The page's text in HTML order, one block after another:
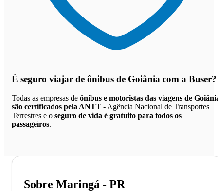
É seguro viajar de ônibus de Goiânia com a Buser?
Todas as empresas de ônibus e motoristas das viagens de
são certificados pela ANTT - Agência Nacional de Transportes
Terrestres e o seguro de vida é gratuito para todos os
passageiros.
Sobre Maringá - PR